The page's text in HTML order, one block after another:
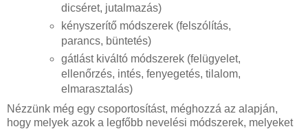
dicséret, jutalmazás)
kényszerítő módszerek (felszólítás,
parancs, büntetés)
gátlást kiváltó módszerek (felügyelet,
ellenőrzés, intés, fenyegetés, tilalom,
elmarasztalás)
Nézzünk még egy csoportosítást, méghozzá az alapján,
hogy melyek azok a legfőbb nevelési módszerek, melyeket